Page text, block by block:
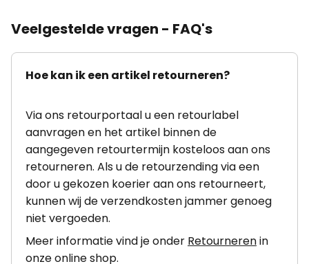
Veelgestelde vragen - FAQ's
Hoe kan ik een artikel retourneren?
Via ons retourportaal u een retourlabel
aanvragen en het artikel binnen de
aangegeven retourtermijn kosteloos aan ons
retourneren. Als u de retourzending via een
door u gekozen koerier aan ons retourneert,
kunnen wij de verzendkosten jammer genoeg
niet vergoeden.
Meer informatie vind je onder Retournerenin
onze online shop.